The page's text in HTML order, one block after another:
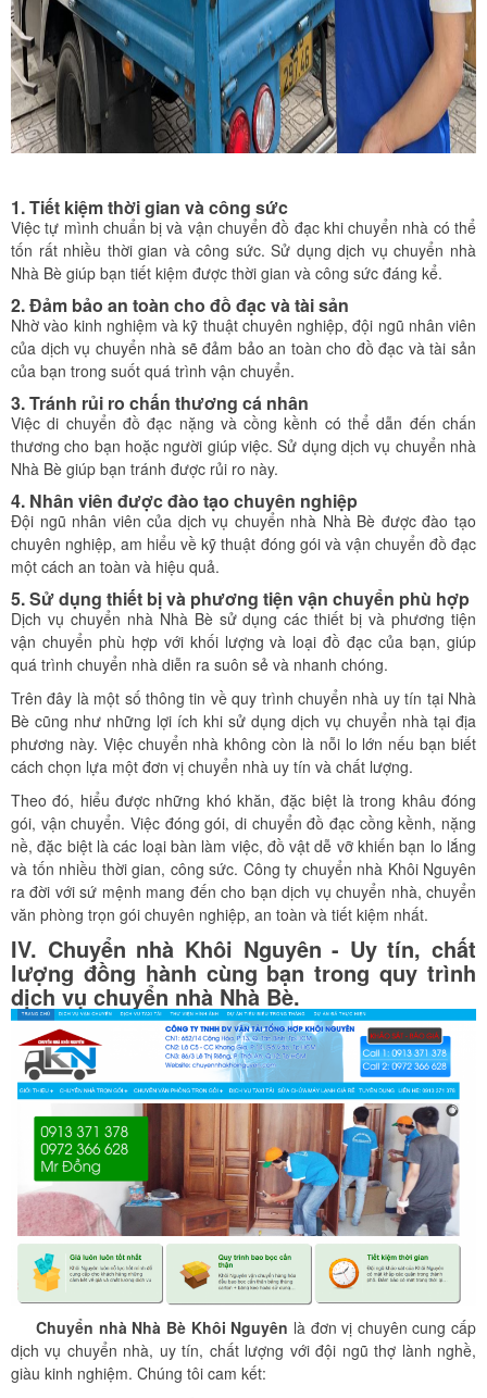
1. Tiết kiệm thời gian và công sức
Việc tự mình chuẩn bị và vận chuyển đồ đạc khi chuyển nhà có thể
tốn rất nhiều thời gian và công sức. Sử dụng dịch vụ chuyển nhà
Nhà Bè giúp bạn tiết kiệm được thời gian và công sức đáng kể.
2. Đảm bảo an toàn cho đồ đạc và tài sản
Nhờ vào kinh nghiệm và kỹ thuật chuyên nghiệp, đội ngũ nhân viên
của dịch vụ chuyển nhà sẽ đảm bảo an toàn cho đồ đạc và tài sản
của bạn trong suốt quá trình vận chuyển.
3. Tránh rủi ro chấn thương cá nhân
Việc di chuyển đồ đạc nặng và cồng kềnh có thể dẫn đến chấn
thương cho bạn hoặc người giúp việc. Sử dụng dịch vụ chuyển nhà
Nhà Bè giúp bạn tránh được rủi ro này.
4. Nhân viên được đào tạo chuyên nghiệp
Đội ngũ nhân viên của dịch vụ chuyển nhà Nhà Bè được đào tạo
chuyên nghiệp, am hiểu về kỹ thuật đóng gói và vận chuyển đồ đạc
một cách an toàn và hiệu quả.
5. Sử dụng thiết bị và phương tiện vận chuyển phù hợp
Dịch vụ chuyển nhà Nhà Bè sử dụng các thiết bị và phương tiện
vận chuyển phù hợp với khối lượng và loại đồ đạc của bạn, giúp
quá trình chuyển nhà diễn ra suôn sẻ và nhanh chóng.
Trên đây là một số thông tin về quy trình chuyển nhà uy tín tại Nhà
Bè cũng như những lợi ích khi sử dụng dịch vụ chuyển nhà tại địa
phương này. Việc chuyển nhà không còn là nỗi lo lớn nếu bạn biết
cách chọn lựa một đơn vị chuyển nhà uy tín và chất lượng.
Theo đó, hiểu được những khó khăn, đặc biệt là trong khâu đóng
gói, vận chuyển. Việc đóng gói, di chuyển đồ đạc cồng kềnh, nặng
nề, đặc biệt là các loại bàn làm việc, đồ vật dễ vỡ khiến bạn lo lắng
và tốn nhiều thời gian, công sức. Công ty chuyển nhà Khôi Nguyên
ra đời với sứ mệnh mang đến cho bạn dịch vụ chuyển nhà, chuyển
văn phòng trọn gói chuyên nghiệp, an toàn và tiết kiệm nhất.
IV. Chuyển nhà Khôi Nguyên - Uy tín, chất
lượng đồng hành cùng bạn trong quy trình
dịch vụ chuyển nhà Nhà Bè.
Chuyển nhà Nhà Bè Khôi Nguyên là đơn vị chuyên cung cấp
dịch vụ chuyển nhà, uy tín, chất lượng với đội ngũ thợ lành nghề,
giàu kinh nghiệm. Chúng tôi cam kết: